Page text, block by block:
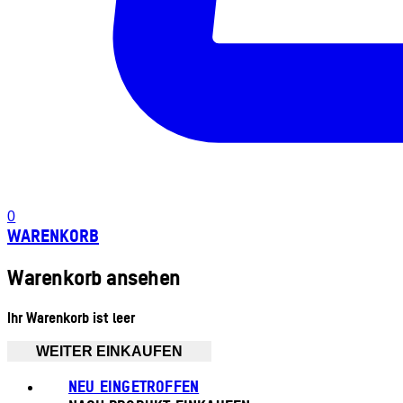
0
WARENKORB
Warenkorb ansehen
Ihr Warenkorb ist leer
WEITER EINKAUFEN
NEU EINGETROFFEN